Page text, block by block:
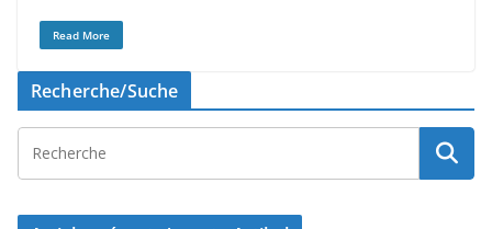
Read More
Recherche/Suche